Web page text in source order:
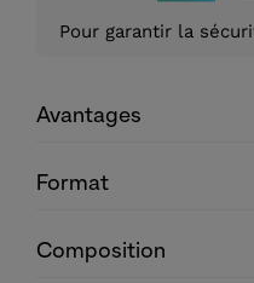
Pour garantir la
Avantages
Format
Composition